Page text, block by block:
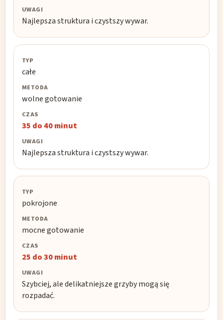
Najlepsza struktura i czystszy wywar.
całe
wolne gotowanie
35 do 40 minut
Najlepsza struktura i czystszy wywar.
pokrojone
mocne gotowanie
25 do 30 minut
Szybciej, ale delikatniejsze grzyby mogą się
rozpadać.